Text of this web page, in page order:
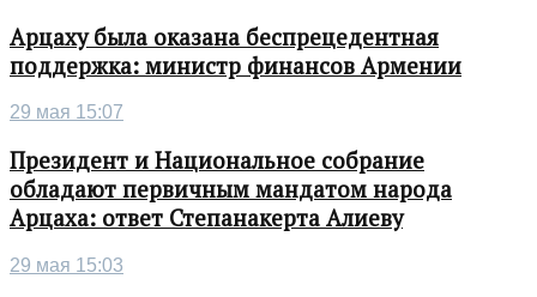
Арцаху была оказана беспрецедентная
поддержка: министр финансов Армении
29 мая 15:07
Президент и Национальное собрание
обладают первичным мандатом народа
Арцаха: ответ Степанакерта Алиеву
29 мая 15:03